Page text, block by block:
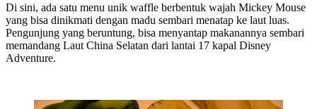
Di sini, ada satu menu unik waffle berbentuk wajah Mickey Mouse
yang bisa dinikmati dengan madu sembari menatap ke laut luas.
Pengunjung yang beruntung, bisa menyantap makanannya sembari
memandang Laut China Selatan dari lantai 17 kapal Disney
Adventure.